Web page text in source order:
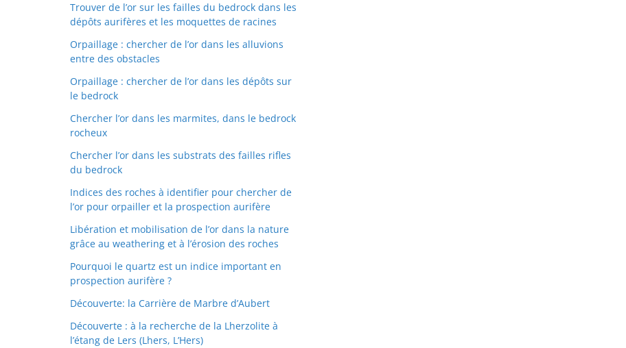
Trouver de l’or sur les failles du bedrock dans les
dépôts aurifères et les moquettes de racines
Orpaillage : chercher de l’or dans les alluvions
entre des obstacles
Orpaillage : chercher de l’or dans les dépôts sur
le bedrock
Chercher l’or dans les marmites, dans le bedrock
rocheux
Chercher l’or dans les substrats des failles rifles
du bedrock
Indices des roches à identifier pour chercher de
l’or pour orpailler et la prospection aurifère
Libération et mobilisation de l’or dans la nature
grâce au weathering et à l’érosion des roches
Pourquoi le quartz est un indice important en
prospection aurifère ?
Découverte: la Carrière de Marbre d’Aubert
Découverte : à la recherche de la Lherzolite à
l’étang de Lers (Lhers, L’Hers)